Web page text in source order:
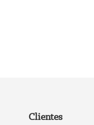
Clientes